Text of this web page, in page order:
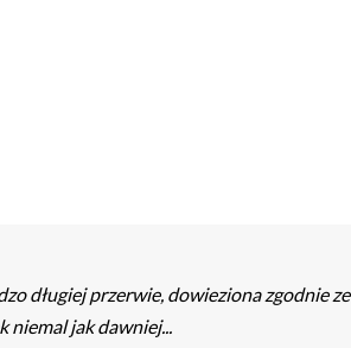
długiej przerwie, dowieziona zgodnie ze
niemal jak dawniej...